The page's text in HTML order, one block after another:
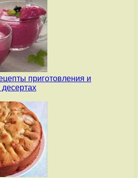
приготовления и